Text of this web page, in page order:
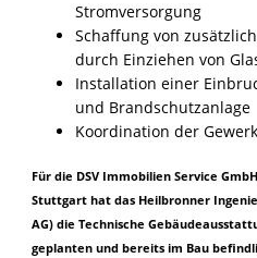
Stromversorgung
Schaffung von
durch Einziehen von
Installation einer
und Brandschutzanlage
Koordination der
Für die DSV Immobilien Service
Stuttgart hat das Heilbronner
AG)die Technische
geplanten und bereits im Bau